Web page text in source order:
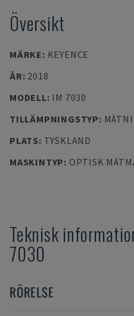
Översikt
MÄRKE: KEYENCE
ÅR: 2018
MODELL: IM 7030
TILLÄMPNINGSTYP:
PLATS: TYSKLAND
MASKINTYP: OPTISK
Teknisk
7030
RÖRELSE